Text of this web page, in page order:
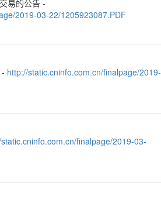
易的公告 -
2019-03-22/1205923087.PDF
http://static.cninfo.com.cn/finalpage/2019-
finalpage/2019-03-